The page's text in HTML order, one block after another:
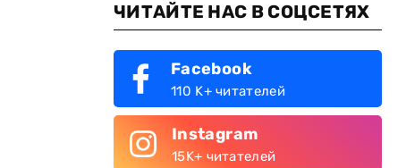
ЧИТАЙТЕ НАС В СОЦСЕТЯХ
Facebook
110 K+ читателей
Instagram
15K+ читателей